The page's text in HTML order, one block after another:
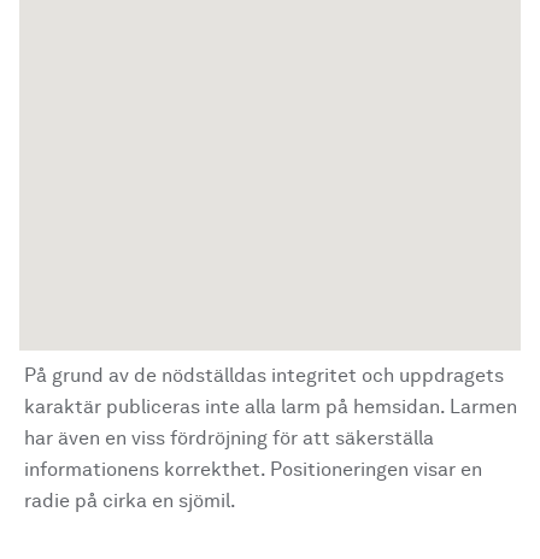
På grund av de nödställdas integritet och uppdragets
karaktär publiceras inte alla larm på hemsidan. Larmen
har även en viss fördröjning för att säkerställa
informationens korrekthet. Positioneringen visar en
radie på cirka en sjömil.